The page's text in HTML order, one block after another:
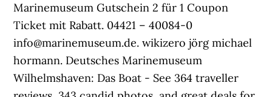
Marinemuseum Gutschein 2 für 1 Coupon
Ticket mit Rabatt. 04421 – 40084-0
info@marinemuseum.de. wikizero jörg michael
hormann. Deutsches Marinemuseum
Wilhelmshaven: Das Boat - See 364 traveller